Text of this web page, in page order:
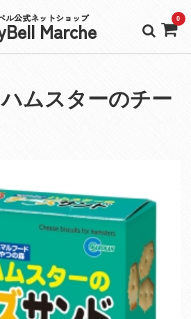
ル公式ネットショップ
Marche 0
ハムスターのチー